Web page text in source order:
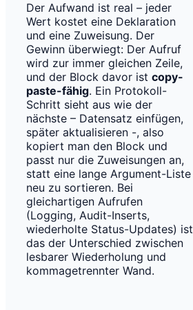
Der Aufwand ist real – jeder
Wert kostet eine Deklaration
und eine Zuweisung. Der
Gewinn überwiegt: Der Aufruf
wird zur immer gleichen Zeile,
und der Block davor ist copy-
paste-fähig. Ein Protokoll-
Schritt sieht aus wie der
nächste – Datensatz einfügen,
später aktualisieren -, also
kopiert man den Block und
passt nur die Zuweisungen an,
statt eine lange Argument-Liste
neu zu sortieren. Bei
gleichartigen Aufrufen
(Logging, Audit-Inserts,
wiederholte Status-Updates) ist
das der Unterschied zwischen
lesbarer Wiederholung und
kommagetrennter Wand.